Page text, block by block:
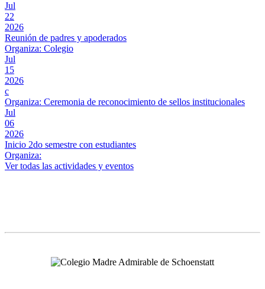
Jul
22
2026
Reunión de padres y apoderados
Organiza: Colegio
Jul
15
2026
c
Organiza: Ceremonia de reconocimiento de sellos institucionales
Jul
06
2026
Inicio 2do semestre con estudiantes
Organiza:
Ver todas las actividades y eventos